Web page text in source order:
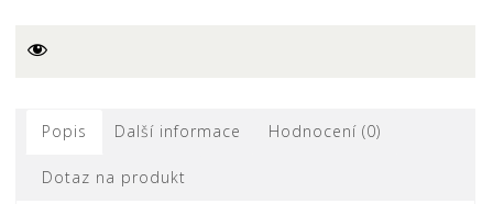
–
alkoholu
potiskem
Popis Další informace Hodnocení (0)
Dotaz na produkt